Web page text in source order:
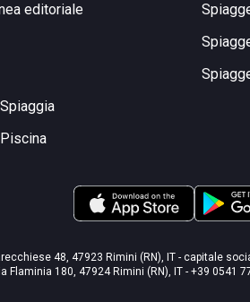
editoriale
48, 47923 Rimini (RN), IT - capitale
Flaminia 180, 47924 Rimini (RN), IT - +39 0541